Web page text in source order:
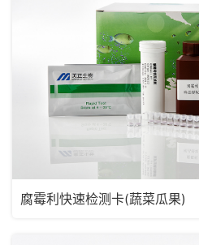
腐霉利快速检测卡(蔬菜瓜果)